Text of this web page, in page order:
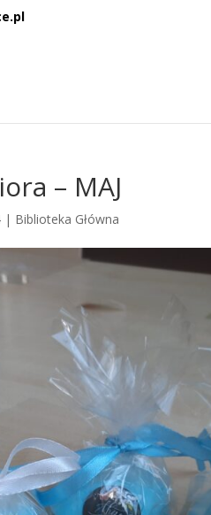
– MAJ
| Biblioteka Główna